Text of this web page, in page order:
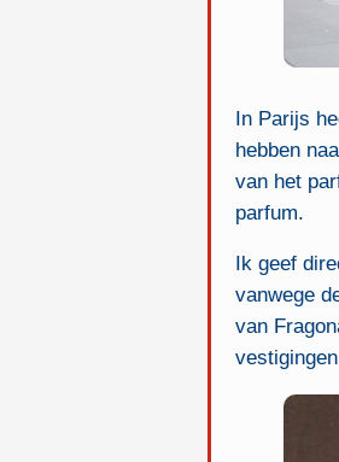
In Parijs
hebben
van het
parfum.
Ik geef
vanwege
van